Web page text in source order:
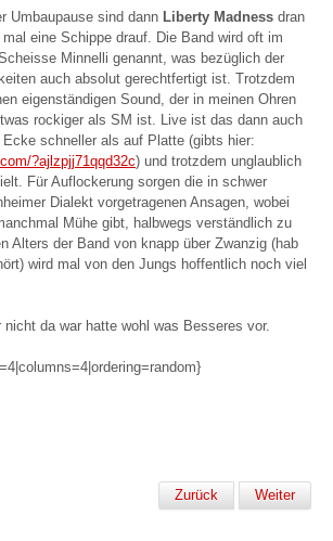
Umbaupause sind dann Liberty Madness dran
eine Schippe drauf. Die Band wird oft im
Minnelli genannt, was bezüglich der
auch absolut gerechtfertigt ist. Trotzdem
eigenständigen Sound, der in meinen Ohren
rockiger als SM ist. Live ist das dann auch
schneller als auf Platte (gibts hier:
?ajlzpjj71qqd32c) und trotzdem unglaublich
Für Auflockerung sorgen die in schwer
Dialekt vorgetragenen Ansagen, wobei
Mühe gibt, halbwegs verständlich zu
Alters der Band von knapp über Zwanzig (hab
wird mal von den Jungs hoffentlich noch viel
da war hatte wohl was Besseres vor.
Zurück Weiter